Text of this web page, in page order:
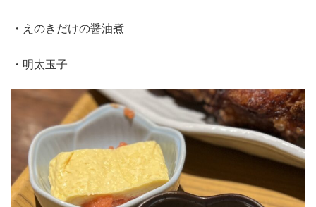
・えのきだけの醤油煮
・明太玉子